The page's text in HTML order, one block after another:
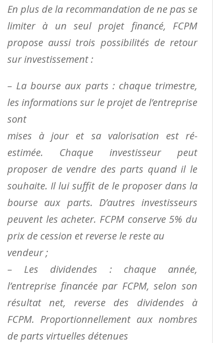
En plus de la recommandation de ne pas se
limiter à un seul projet financé, FCPM
propose aussi trois possibilités de retour
sur investissement :
– La bourse aux parts : chaque trimestre,
les informations sur le projet de l’entreprise
sont
mises à jour et sa valorisation est ré-
estimée. Chaque investisseur peut
proposer de vendre des parts quand il le
souhaite. Il lui suffit de le proposer dans la
bourse aux parts. D’autres investisseurs
peuvent les acheter. FCPM conserve 5% du
prix de cession et reverse le reste au
vendeur ;
– Les dividendes : chaque année,
l’entreprise financée par FCPM, selon son
résultat net, reverse des dividendes à
FCPM. Proportionnellement aux nombres
de parts virtuelles détenues